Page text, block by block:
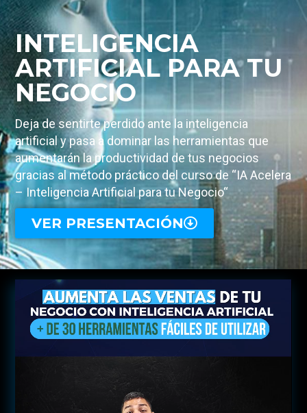
INTELIGENCIA
ARTIFICIAL PARA TU
NEGOCIO
Deja de sentirte perdido ante la inteligencia
artificial y pasa a dominar las herramientas que
aumentarán la productividad de tus negocios
gracias al método práctico del curso de “IA Acelera
– Inteligencia Artificial para tu Negocio“
VER PRESENTACIÓN